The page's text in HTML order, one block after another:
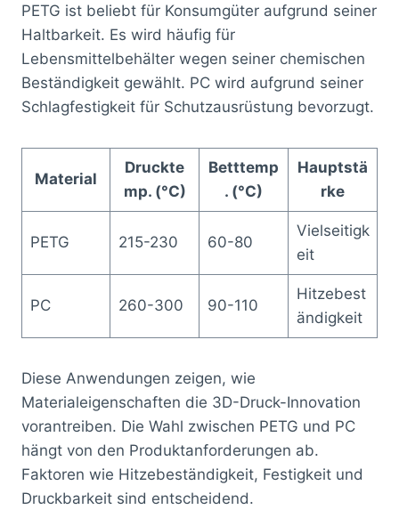
PETG ist beliebt für Konsumgüter aufgrund seiner
Haltbarkeit. Es wird häufig für
Lebensmittelbehälter wegen seiner chemischen
Beständigkeit gewählt. PC wird aufgrund seiner
Schlagfestigkeit für Schutzausrüstung bevorzugt.
Material
Druckte
mp. (°C)
Betttemp
. (°C)
Hauptstä
rke
PETG 215-230 60-80
Vielseitigk
eit
PC 260-300 90-110
Hitzebest
ändigkeit
Diese Anwendungen zeigen, wie
Materialeigenschaften die 3D-Druck-Innovation
vorantreiben. Die Wahl zwischen PETG und PC
hängt von den Produktanforderungen ab.
Faktoren wie Hitzebeständigkeit, Festigkeit und
Druckbarkeit sind entscheidend.